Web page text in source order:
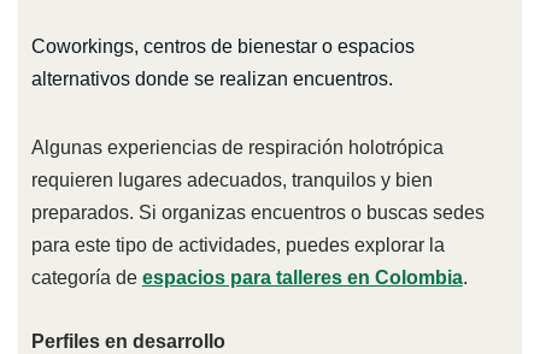
Coworkings, centros de bienestar o espacios
alternativos donde se realizan encuentros.
Algunas experiencias de respiración holotrópica
requieren lugares adecuados, tranquilos y bien
preparados. Si organizas encuentros o buscas sedes
para este tipo de actividades, puedes explorar la
categoría de espacios para talleres en Colombia.
Perfiles en desarrollo